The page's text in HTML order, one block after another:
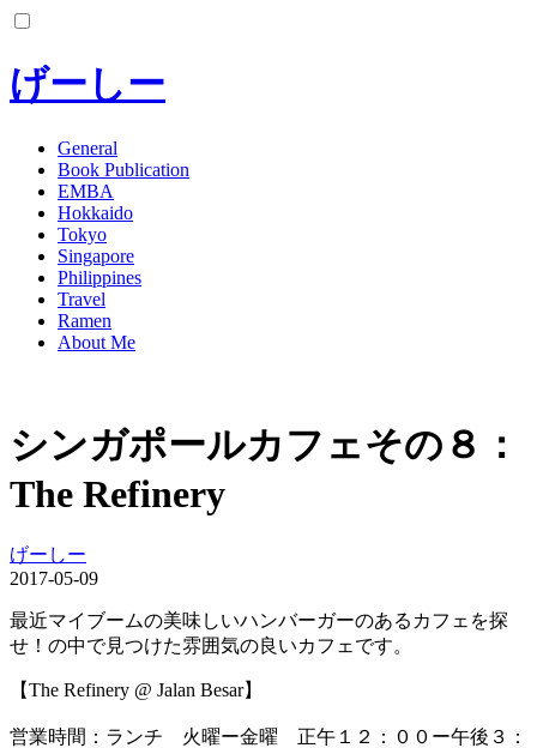
コ
テ
ン
げーしー
General
Book Publication
EMBA
Hokkaido
Tokyo
Singapore
Philippines
Travel
Ramen
About Me
シンガポールカフェその８：
The Refinery
げーしー
2017-05-09
最近マイブームの美味しいハンバーガーのあるカフェを探
せ！の中で見つけた雰囲気の良いカフェです。
【The Refinery @ Jalan Besar】
営業時間：ランチ 火曜ー金曜 正午１２：００ー午後３：